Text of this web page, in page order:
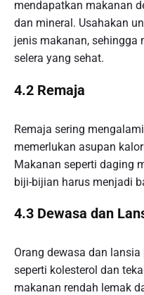
mendapatkan makanan
dan mineral. Usahakan
jenis makanan, sehingga
selera yang sehat.
4.2 Remaja
Remaja sering
memerlukan asupan
Makanan seperti daging
biji-bijian harus menjadi
4.3 Dewasa dan
Orang dewasa dan
seperti kolesterol dan
makanan rendah lemak